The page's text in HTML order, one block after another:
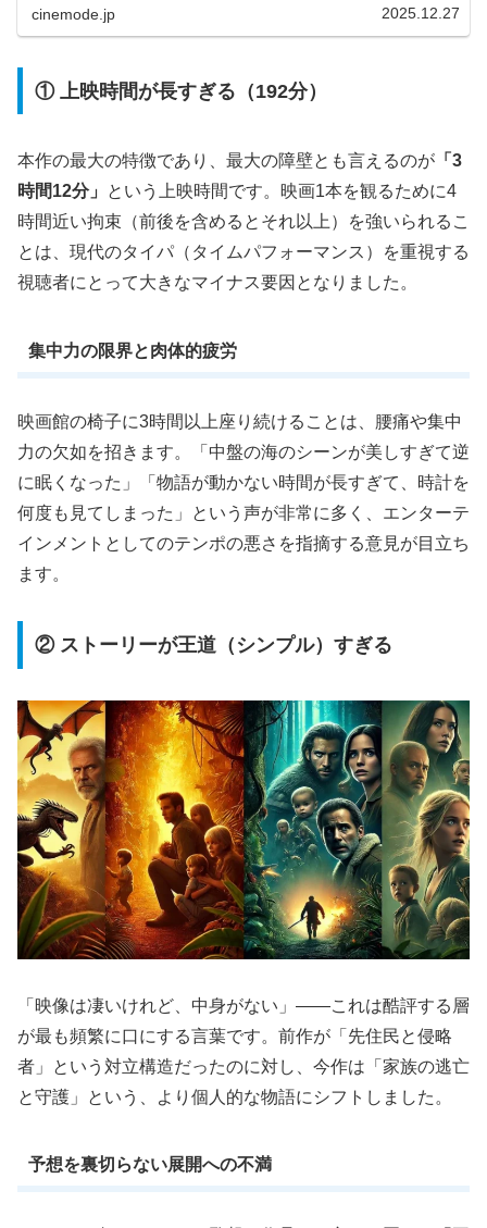
cinemode.jp 2025.12.27
① 上映時間が長すぎる（192分）
本作の最大の特徴であり、最大の障壁とも言えるのが 「3
時間12分」
という上映時間です。映画1本を観るために4
時間近い拘束（前後を含めるとそれ以上）を強いられるこ
とは、現代のタイパ（タイムパフォーマンス）を重視する
視聴者にとって大きなマイナス要因となりました。
集中力の限界と肉体的疲労
映画館の椅子に3時間以上座り続けることは、腰痛や集中
力の欠如を招きます。「中盤の海のシーンが美しすぎて逆
に眠くなった」「物語が動かない時間が長すぎて、時計を
何度も見てしまった」という声が非常に多く、エンターテ
インメントとしてのテンポの悪さを指摘する意見が目立ち
ます。
② ストーリーが王道（シンプル）すぎる
「映像は凄いけれど、中身がない」――これは酷評する層
が最も頻繁に口にする言葉です。前作が「先住民と侵略
者」という対立構造だったのに対し、今作は「家族の逃亡
と守護」という、より個人的な物語にシフトしました。
予想を裏切らない展開への不満